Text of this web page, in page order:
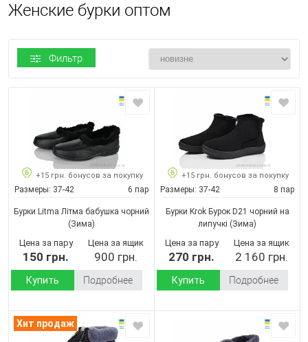
Женские бурки оптом
Фильтр
+15 грн. бонусов за покупку
Размеры: 37-42 6 пар
Бурки Litma Літма бабушка чорний
(Зима)
Цена за пару
150 грн.
Цена за ящик
900 грн.
Купить Подробнее
+15 грн. бонусов за покупку
Размеры: 37-42 8 пар
Бурки Krok Бурок D21 чорний на
липучкі (Зима)
Цена за пару
270 грн.
Цена за ящик
2 160 грн.
Купить Подробнее
Хит продаж